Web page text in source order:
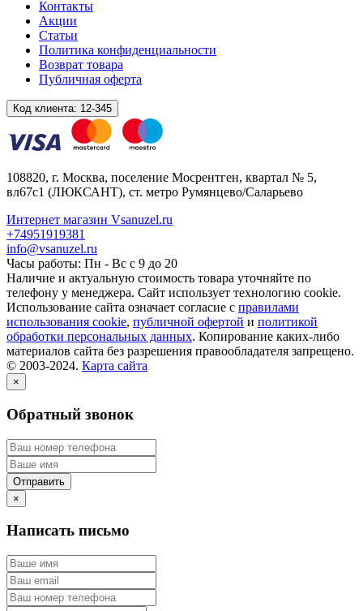
Контакты
Акции
Статьи
Политика конфиденциальности
Возврат товара
Публичная оферта
Код клиента: 12-345
108820, г. Москва, поселение Мосрентген, квартал № 5,
вл67с1 (ЛЮКСАНТ), ст. метро Румянцево/Саларьево
Интернет магазин Vsanuzel.ru
+74951919381
info@vsanuzel.ru
Часы работы: Пн - Вс с 9 до 20
Наличие и актуальную стоимость товара уточняйте по
телефону у менеджера. Сайт использует технологию cookie.
Использование сайта означает согласие с правилами
использования cookie, публичной офертой и политикой
обработки персональных данных. Копирование каких-либо
материалов сайта без разрешения правообладателя запрещено.
© 2003-2024. Карта сайта
×
Обратный звонок
×
Написать письмо